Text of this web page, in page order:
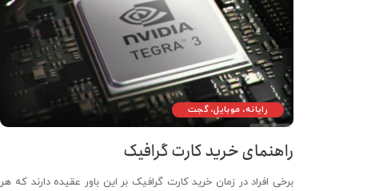
رایانه، موبایل، گجت
راهنمای خرید کارت گرافیک
برخی افراد در زمان خرید کارت گرافیک بر این باور عقیده دارند که هر